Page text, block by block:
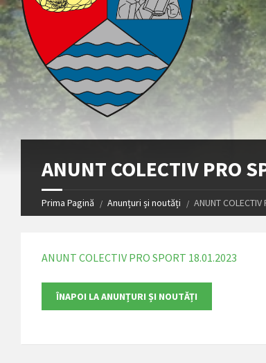
ANUNT COLECTIV PRO
Prima Pagină Anunțuri și noutăți ANUNT
ANUNT COLECTIV PRO SPORT 18.01.2023